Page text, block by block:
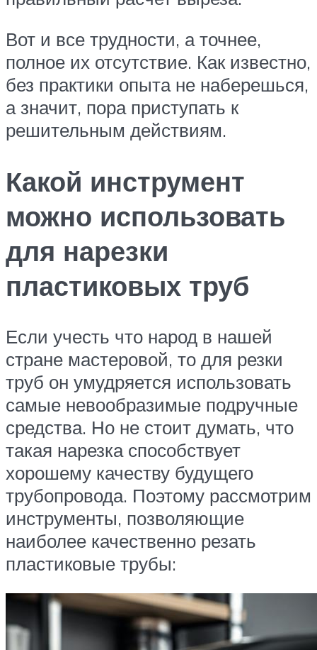
Вот и все трудности, а точнее,
полное их отсутствие. Как известно,
без практики опыта не наберешься,
а значит, пора приступать к
решительным действиям.
Какой инструмент
можно использовать
для нарезки
пластиковых труб
Если учесть что народ в нашей
стране мастеровой, то для резки
труб он умудряется использовать
самые невообразимые подручные
средства. Но не стоит думать, что
такая нарезка способствует
хорошему качеству будущего
трубопровода. Поэтому рассмотрим
инструменты, позволяющие
наиболее качественно резать
пластиковые трубы: